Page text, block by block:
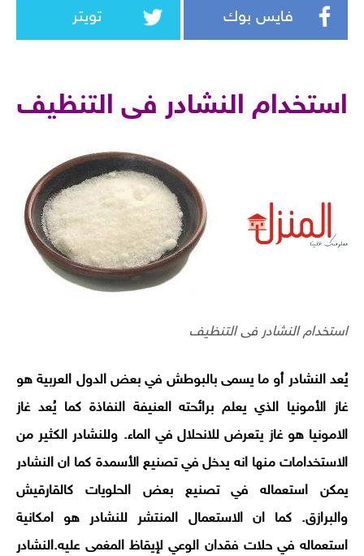
فايس بوك تويتر
استخدام النشادر فى التنظيف
استخدام النشادر فى التنظيف
يُعد النشادر أو ما يسمى بالبوطش في بعض الدول العربية هو
غاز الأمونيا الذي يعلم برائحته العنيفة النفاذة كما يُعد غاز
الامونيا هو غاز يتعرض للانحلال في الماء. وللنشادر الكثير من
الاستخدامات منها انه يدخل في تصنيع الأسمدة كما ان النشادر
يمكن استعماله في تصنيع بعض الحلويات كالقارقيش
والبرازق. كما ان الاستعمال المنتشر للنشادر هو امكانية
استعماله في حلات فقدان الوعي لإيقاظ المغمى عليه.النشادر